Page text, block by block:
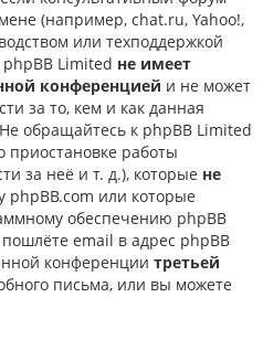
(например, chat.ru, Yahoo!,
или техподдержкой
Limited не имеет
конференцией и не может
за то, кем и как данная
обращайтесь к phpBB Limited
работы
за неё и т. д.), которые не
phpBB.com или которые
обеспечению phpBB
email в адрес phpBB
конференции третьей
письма, или вы можете